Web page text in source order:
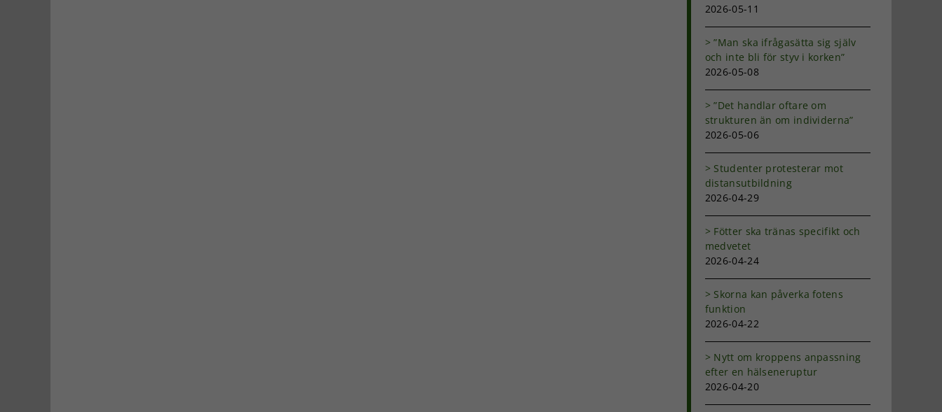
2026-05-11
”Man ska ifrågasätta sig själv
och inte bli för styv i korken”
2026-05-08
”Det handlar oftare om
strukturen än om individerna”
2026-05-06
Studenter protesterar mot
distansutbildning
2026-04-29
Fötter ska tränas specifikt och
medvetet
2026-04-24
Skorna kan påverka fotens
funktion
2026-04-22
Nytt om kroppens anpassning
efter en hälseneruptur
2026-04-20